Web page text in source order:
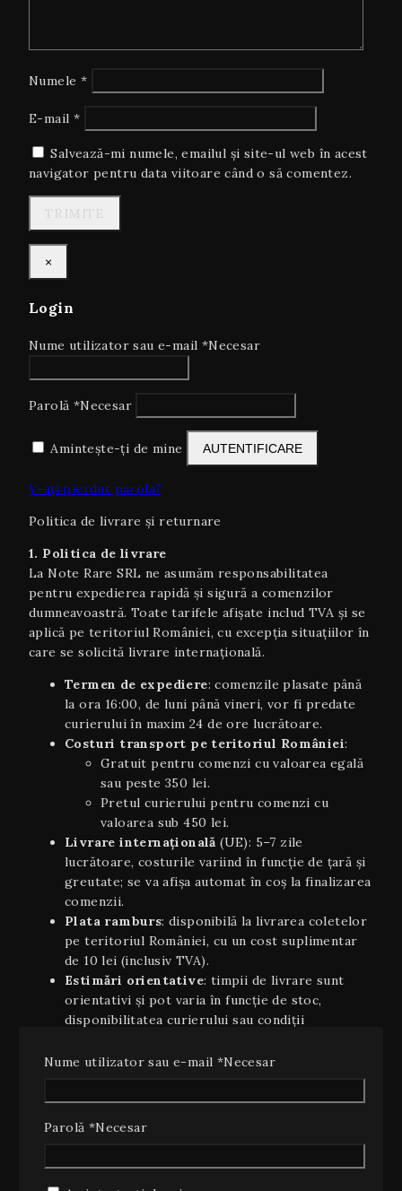
Numele *
E-mail *
Salvează-mi numele, emailul și site-ul web în acest
navigator pentru data viitoare când o să comentez.
×
Login
Nume utilizator sau e-mail *Necesar
Parolă *Necesar
Amintește-ți de mine AUTENTIFICARE
V-ați pierdut parola?
Politica de livrare și returnare
1. Politica de livrare
La Note Rare SRL ne asumăm responsabilitatea
pentru expedierea rapidă și sigură a comenzilor
dumneavoastră. Toate tarifele afișate includ TVA și se
aplică pe teritoriul României, cu excepția situaţiilor în
care se solicită livrare internaţională.
Termen de expediere: comenzile plasate până
la ora 16:00, de luni până vineri, vor fi predate
curierului în maxim 24 de ore lucrătoare.
Costuri transport pe teritoriul României:
Gratuit pentru comenzi cu valoarea egală
sau peste 350 lei.
Pretul curierului pentru comenzi cu
valoarea sub 450 lei.
Livrare internaţională (UE): 5–7 zile
lucrătoare, costurile variind în funcție de țară și
greutate; se va afișa automat în coș la finalizarea
comenzii.
Plata ramburs: disponibilă la livrarea coletelor
pe teritoriul României, cu un cost suplimentar
de 10 lei (inclusiv TVA).
Estimări orientative: timpii de livrare sunt
orientativi şi pot varia în funcție de stoc,
disponibilitatea curierului sau condiții
2. Dreptul de retragere (14 zile)
retrageți din contract, fără a invoca un motiv, în
produsului.
Nume utilizator sau e-mail *Necesar
Parolă *Necesar